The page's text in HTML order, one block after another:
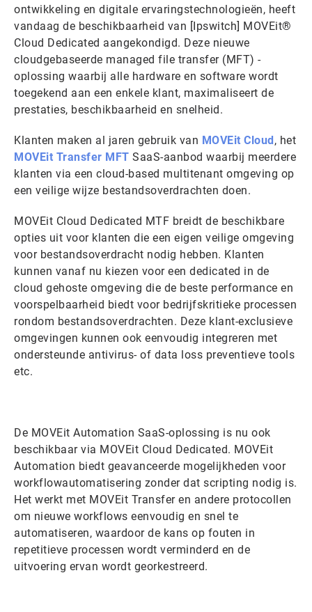
ontwikkeling en digitale ervaringstechnologieën, heeft
vandaag de beschikbaarheid van [Ipswitch] MOVEit®
Cloud Dedicated aangekondigd. Deze nieuwe
cloudgebaseerde managed file transfer (MFT) -
oplossing waarbij alle hardware en software wordt
toegekend aan een enkele klant, maximaliseert de
prestaties, beschikbaarheid en snelheid.
Klanten maken al jaren gebruik van MOVEit Cloud, het
MOVEit Transfer MFT SaaS-aanbod waarbij meerdere
klanten via een cloud-based multitenant omgeving op
een veilige wijze bestandsoverdrachten doen.
MOVEit Cloud Dedicated MTF breidt de beschikbare
opties uit voor klanten die een eigen veilige omgeving
voor bestandsoverdracht nodig hebben. Klanten
kunnen vanaf nu kiezen voor een dedicated in de
cloud gehoste omgeving die de beste performance en
voorspelbaarheid biedt voor bedrijfskritieke processen
rondom bestandsoverdrachten. Deze klant-exclusieve
omgevingen kunnen ook eenvoudig integreren met
ondersteunde antivirus- of data loss preventieve tools
etc.
De MOVEit Automation SaaS-oplossing is nu ook
beschikbaar via MOVEit Cloud Dedicated. MOVEit
Automation biedt geavanceerde mogelijkheden voor
workflowautomatisering zonder dat scripting nodig is.
Het werkt met MOVEit Transfer en andere protocollen
om nieuwe workflows eenvoudig en snel te
automatiseren, waardoor de kans op fouten in
repetitieve processen wordt verminderd en de
uitvoering ervan wordt georkestreerd.